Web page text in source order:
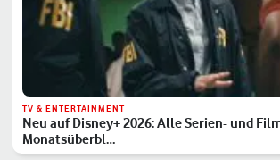
TV & ENTERTAINMENT
Neu auf Disney+ 2026: Alle Serien- und
Monatsüberbl…